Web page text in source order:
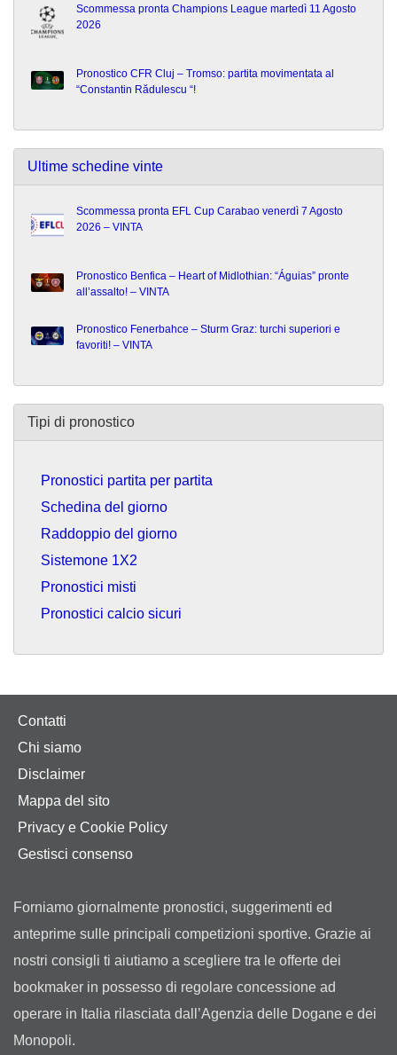
Scommessa pronta Champions League martedì 11 Agosto
2026
Pronostico CFR Cluj – Tromso: partita movimentata al
“Constantin Rădulescu “!
Ultime schedine vinte
Scommessa pronta EFL Cup Carabao venerdì 7 Agosto
2026 – VINTA
Pronostico Benfica – Heart of Midlothian: “Águias” pronte
all’assalto! – VINTA
Pronostico Fenerbahce – Sturm Graz: turchi superiori e
favoriti! – VINTA
Tipi di pronostico
Pronostici partita per partita
Schedina del giorno
Raddoppio del giorno
Sistemone 1X2
Pronostici misti
Pronostici calcio sicuri
Contatti
Chi siamo
Disclaimer
Mappa del sito
Privacy e Cookie Policy
Gestisci consenso
Forniamo giornalmente pronostici, suggerimenti ed
anteprime sulle principali competizioni sportive. Grazie ai
nostri consigli ti aiutiamo a scegliere tra le offerte dei
bookmaker in possesso di regolare concessione ad
operare in Italia rilasciata dall’Agenzia delle Dogane e dei
Monopoli.